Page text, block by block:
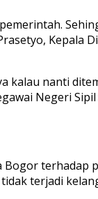
Kepala
kalau nanti
Negeri
terhadap
terjadi